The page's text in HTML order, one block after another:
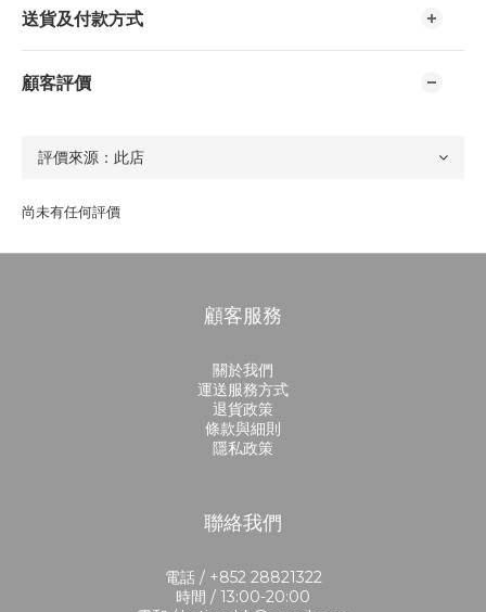
送貨及付款方式
顧客評價
尚未有任何評價
顧客服務
關於我們
運送服務方式
退貨政策
條款與細則
隱私政策
聯絡我們
電話 / +852 28821322
時間 / 13:00-20:00